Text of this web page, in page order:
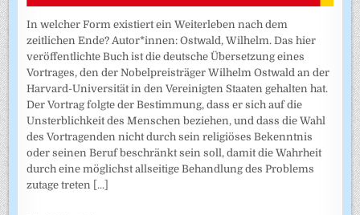
In welcher Form existiert ein Weiterleben nach dem
zeitlichen Ende? Autor*innen: Ostwald, Wilhelm. Das hier
veröffentlichte Buch ist die deutsche Übersetzung eines
Vortrages, den der Nobelpreisträger Wilhelm Ostwald an der
Harvard-Universität in den Vereinigten Staaten gehalten hat.
Der Vortrag folgte der Bestimmung, dass er sich auf die
Unsterblichkeit des Menschen beziehen, und dass die Wahl
des Vortragenden nicht durch sein religiöses Bekenntnis
oder seinen Beruf beschränkt sein soll, damit die Wahrheit
durch eine möglichst allseitige Behandlung des Problems
zutage treten [...]